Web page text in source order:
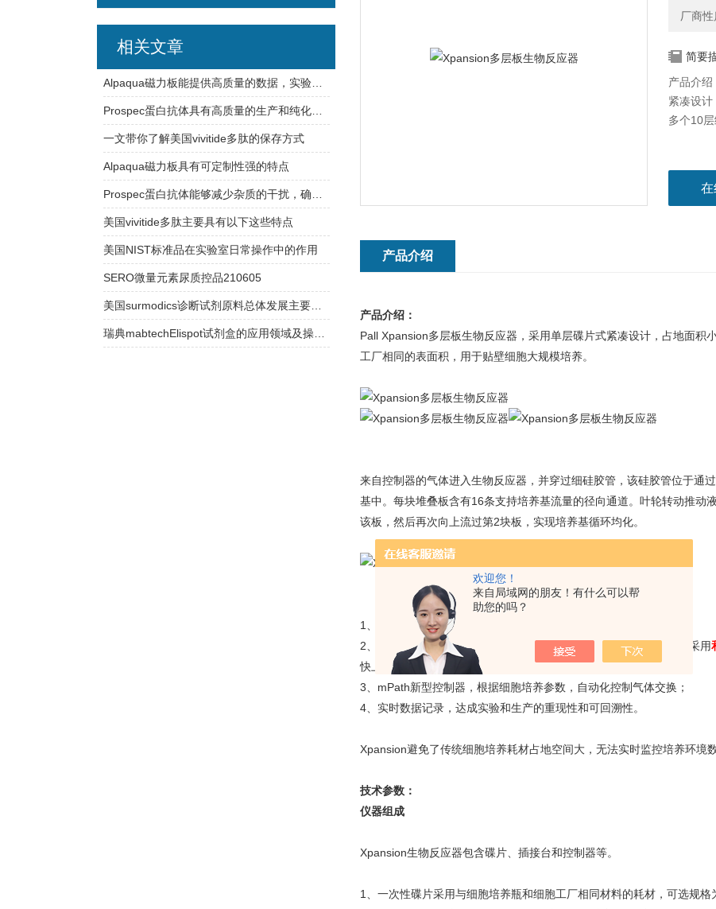
欢迎您！
来自局域网的朋友！有什么可以帮
助您的吗？
厂商
简要
产品介
紧凑设
多个10
在
产品介绍
产品介绍：
Pall Xpansion多层板生物反应器，采用单层碟片式紧凑设计，占地面
工厂相同的表面积，用于贴壁细胞大规模培养。
来自控制器的气体进入生物反应器，并穿过细硅胶管，该硅胶管位于通
基中。每块堆叠板含有16条支持培养基流量的径向通道。叶轮转动推动
该板，然后再次向上流过第2块板，实现培养基循环均化。
1、适用于对剪切力敏感的贴壁细胞大规模培养；
2、一次性耗材采用碟片式设计，细胞可以在碟片表面贴壁、扩增，采用
快上市；
3、mPath新型控制器，根据细胞培养参数，自动化控制气体交换；
4、实时数据记录，达成实验和生产的重现性和可回溯性。
Xpansion避免了传统细胞培养耗材占地空间大，无法实时监控培养环境
技术参数：
仪器组成
Xpansion生物反应器包含碟片、插接台和控制器等。
1、一次性碟片采用与细胞培养瓶和细胞工厂相同材料的耗材，可选规格
相关文章
Alpaqua磁力板能提供高质量的数据，实验结果更加可信
Prospec蛋白抗体具有高质量的生产和纯化工艺
一文带你了解美国vivitide多肽的保存方式
Alpaqua磁力板具有可定制性强的特点
美国vivitide多肽主要具有以下这些特点
美国NIST标准品在实验室日常操作中的作用
SERO微量元素尿质控品210605
美国surmodics诊断试剂原料总体发展主要有以下特点
瑞典mabtechElispot试剂盒的应用领域及操作过程介绍